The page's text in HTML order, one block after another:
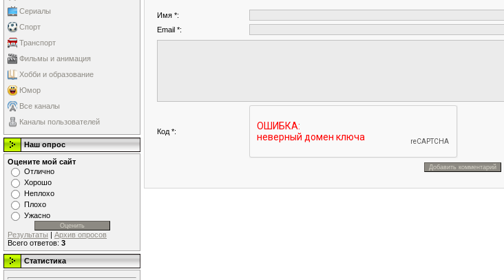
Сериалы
Спорт
Транспорт
Фильмы и анимация
Хобби и образование
Юмор
Все каналы
Каналы пользователей
Наш опрос
Оцените мой сайт
Отлично
Хорошо
Неплохо
Плохо
Ужасно
Результаты | Архив опросов
Всего ответов: 3
Статистика
Имя *:
Email *:
Код *: